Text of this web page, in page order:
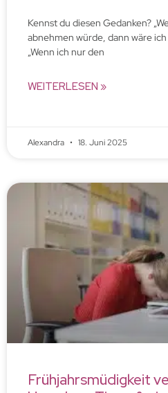
Kennst du diesen Gedanken?
abnehmen würde, dann wäre
„Wenn ich nur den
WEITERLESEN »
Alexandra 18. Juni 2025
Frühjahrsmüdigkeit